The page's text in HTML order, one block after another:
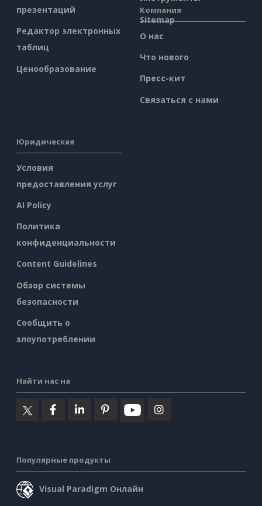
презентаций
Редактор электронных
таблиц
Ценообразование
Sitemap
Компания
О нас
Что нового
Пресс-кит
Связаться с нами
Юридическая
Условия
предоставления услуг
AI Policy
Политика
конфиденциальности
Content Guidelines
Обзор системы
безопасности
Сообщить о
злоупотреблении
Найти нас на
Популярные продукты
Visual Paradigm Онлайн